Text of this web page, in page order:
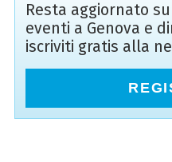
Resta aggiornato
eventi a Genova e
iscriviti gratis alla